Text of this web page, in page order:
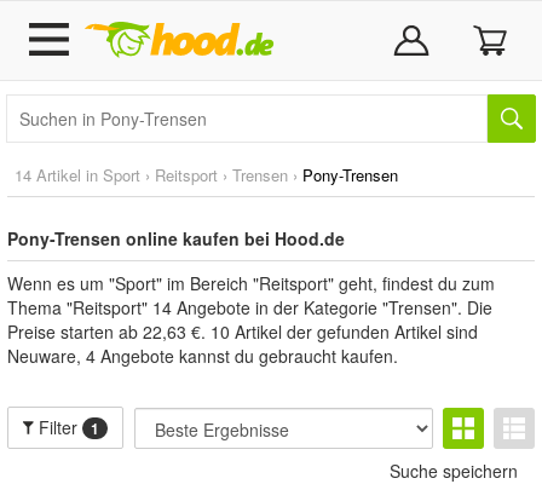
14 Artikel in Sport › Reitsport › Trensen › Pony-Trensen
Pony-Trensen online kaufen bei Hood.de
Wenn es um "Sport" im Bereich "Reitsport" geht, findest du zum
Thema "Reitsport" 14 Angebote in der Kategorie "Trensen". Die
Preise starten ab 22,63 €. 10 Artikel der gefunden Artikel sind
Neuware, 4 Angebote kannst du gebraucht kaufen.
Filter 1
Suche speichern